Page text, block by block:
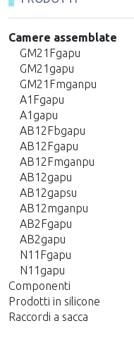
Camere assemblate
GM21Fgapu
GM21gapu
GM21Fmganpu
A1Fgapu
A1gapu
AB12Fbgapu
AB12Fgapu
AB12Fmganpu
AB12gapu
AB12gapsu
AB12mganpu
AB2Fgapu
AB2gapu
N11Fgapu
N11gapu
Componenti
Prodotti in silicone
Raccordi a sacca